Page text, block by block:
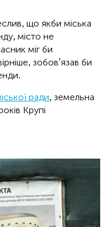
що якби міська
місто не
міг би
зобов’язав би
ради, земельна
Крупі